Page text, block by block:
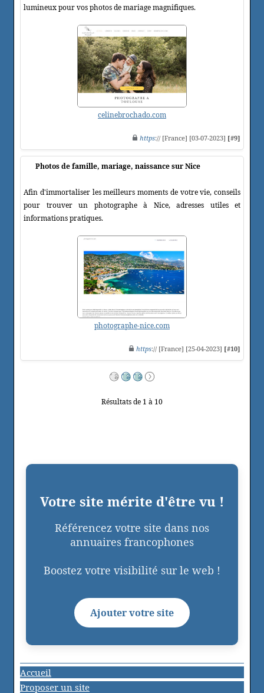
lumineux pour vos photos de mariage magnifiques.
celinebrochado.com
https:// [France] [03-07-2023] [#9]
Photos de famille, mariage, naissance sur Nice
Afin d'immortaliser les meilleurs moments de votre vie, conseils
pour trouver un photographe à Nice, adresses utiles et
informations pratiques.
photographe-nice.com
https:// [France] [25-04-2023] [#10]
Résultats de 1 à 10
Votre site mérite d'être vu !
Référencez votre site dans nos
annuaires francophones
Boostez votre visibilité sur le web !
Ajouter votre site
Accueil
Proposer un site